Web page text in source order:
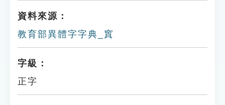
資料來源：
教育部異體字字典_窴
字級：
正字